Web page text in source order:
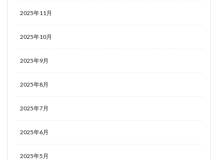
2025年11月
2025年10月
2025年9月
2025年8月
2025年7月
2025年6月
2025年5月